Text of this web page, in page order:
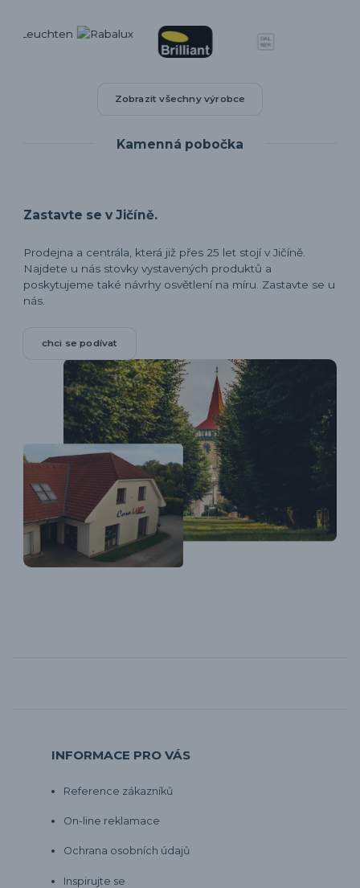
Zobrazit všechny výrobce
Kamenná pobočka
Zastavte se v Jičíně.
Prodejna a centrála, která již přes 25 let stojí v Jičíně.
Najdete u nás stovky vystavených produktů a
poskytujeme také návrhy osvětlení na míru. Zastavte se u
nás.
chci se podívat
INFORMACE PRO VÁS
Reference zákazníků
On-line reklamace
Ochrana osobních údajů
Inspirujte se